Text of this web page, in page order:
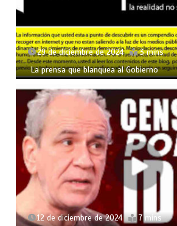
29 de diciembre de 2024 3 mins
La prensa que blanquea al Gobierno
12 de diciembre de 2024 7 mins